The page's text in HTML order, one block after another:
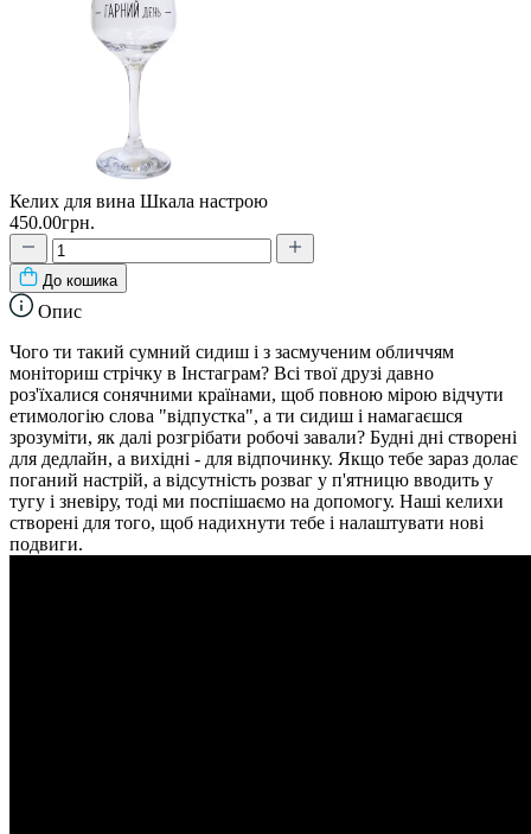
Келих для вина Шкала настрою
450.00грн.
До кошика
Опис
Чого ти такий сумний сидиш і з засмученим обличчям
моніториш стрічку в Інстаграм? Всі твої друзі давно
роз'їхалися сонячними країнами, щоб повною мірою відчути
етимологію слова "відпустка", а ти сидиш і намагаєшся
зрозуміти, як далі розгрібати робочі завали? Будні дні створені
для дедлайн, а вихідні - для відпочинку. Якщо тебе зараз долає
поганий настрій, а відсутність розваг у п'ятницю вводить у
тугу і зневіру, тоді ми поспішаємо на допомогу. Наші келихи
створені для того, щоб надихнути тебе і налаштувати нові
подвиги.